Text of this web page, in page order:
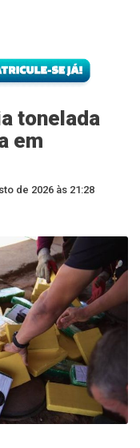
tonelada
em
de 2026 às 21:28